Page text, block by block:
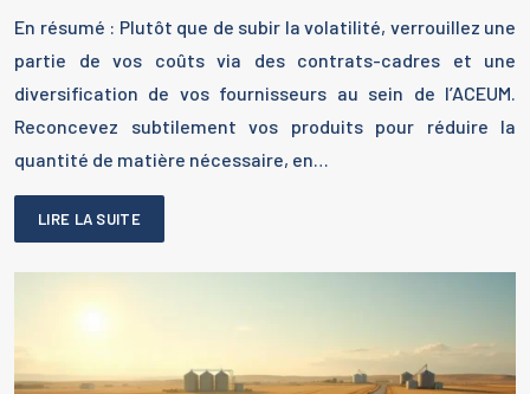
En résumé : Plutôt que de subir la volatilité, verrouillez une
partie de vos coûts via des contrats-cadres et une
diversification de vos fournisseurs au sein de l’ACEUM.
Reconcevez subtilement vos produits pour réduire la
quantité de matière nécessaire, en…
LIRE LA SUITE